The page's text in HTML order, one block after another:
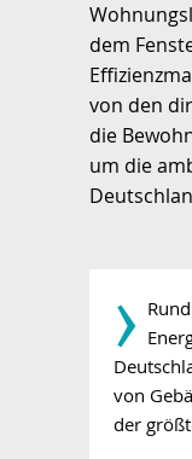
dem
von den
die
um die
­›
von
der